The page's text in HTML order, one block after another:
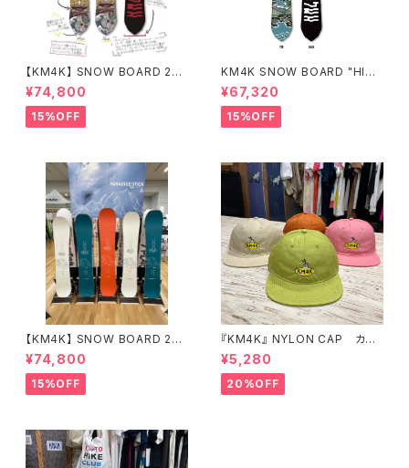
【KM4K】 SNOW BOARD 25/
¥74,800
15%OFF
KM4K SNOW BOARD "HIKA
LU 156" 平良光シグネチャーボ
ード
¥67,320
15%OFF
【KM4K】 SNOW BOARD 25/
26 "PARADICE STICK" パラ
ダイススティック
¥74,800
15%OFF
『KM4K』 NYLON CAP カモ
シカ ナイロンキャップ
¥5,280
20%OFF